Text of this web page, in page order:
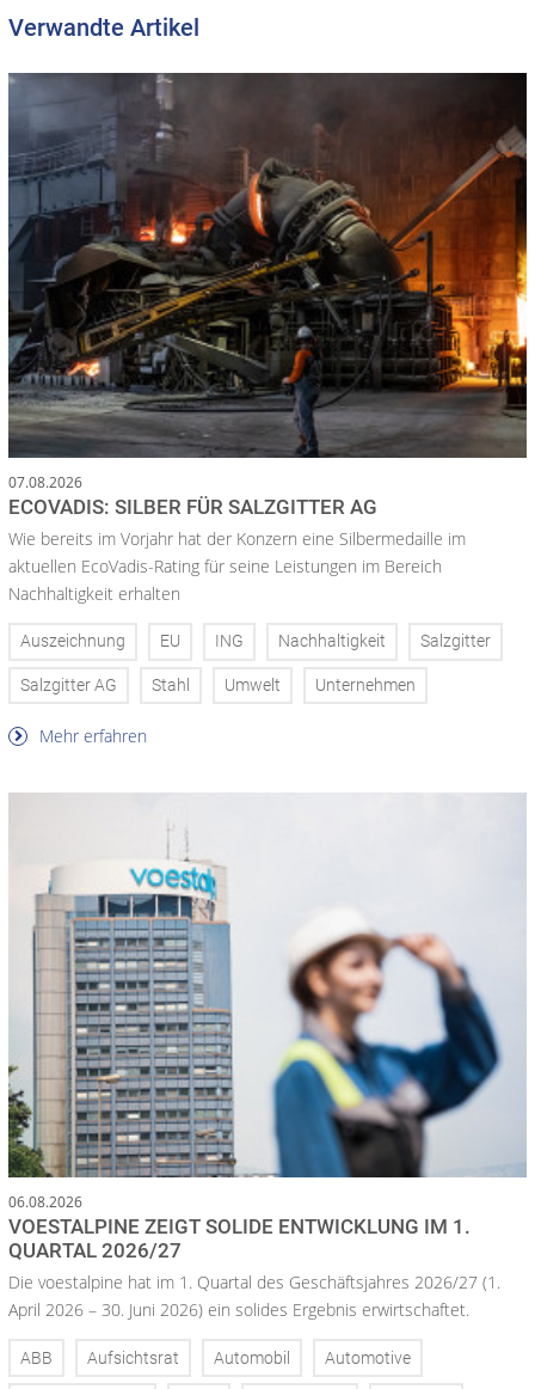
Verwandte Artikel
07.08.2026
ECOVADIS: SILBER FÜR SALZGITTER AG
Wie bereits im Vorjahr hat der Konzern eine Silbermedaille im
aktuellen EcoVadis-Rating für seine Leistungen im Bereich
Nachhaltigkeit erhalten
Auszeichnung EU ING Nachhaltigkeit Salzgitter
Salzgitter AG Stahl Umwelt Unternehmen
Mehr erfahren
06.08.2026
VOESTALPINE ZEIGT SOLIDE ENTWICKLUNG IM 1.
QUARTAL 2026/27
Die voestalpine hat im 1. Quartal des Geschäftsjahres 2026/27 (1.
April 2026 – 30. Juni 2026) ein solides Ergebnis erwirtschaftet.
ABB Aufsichtsrat Automobil Automotive